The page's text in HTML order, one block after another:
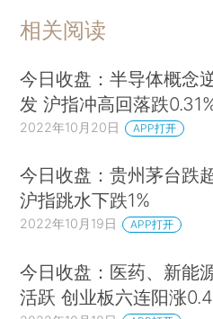
相关阅读
今日收盘：半导体概念
发 沪指冲高回落跌
2022年10月20日 APP打开
今日收盘：贵州茅台跌
沪指跳水下跌1%
2022年10月19日 APP打开
今日收盘：医药、新能
活跃 创业板六连阳涨